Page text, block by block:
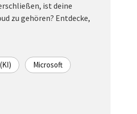
ist deine
zu gehören? Entdecke,
Microsoft